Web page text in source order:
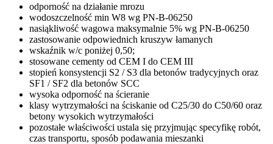
odporność na działanie mrozu
wodoszczelność min W8 wg PN-B-06250
nasiąkliwość wagowa maksymalnie 5% wg PN-B-06250
zastosowanie odpowiednich kruszyw łamanych
wskaźnik w/c poniżej 0,50;
stosowane cementy od CEM I do CEM III
stopień konsystencji S2 / S3 dla betonów tradycyjnych oraz
SF1 / SF2 dla betonów SCC
wysoka odporność na ścieranie
klasy wytrzymałości na ściskanie od C25/30 do C50/60 oraz
betony wysokich wytrzymałości
pozostałe właściwości ustala się przyjmując specyfikę robót,
czas transportu, sposób podawania mieszanki